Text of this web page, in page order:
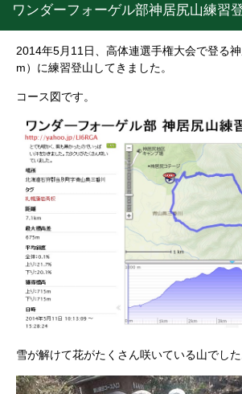
ワンダーフォーゲル部神居尻山練習
2014年5月11日、高体連選手権大会で登る
m）に練習登山してきました。
コース図です。
雪が解けて花がたくさん咲いている山でした